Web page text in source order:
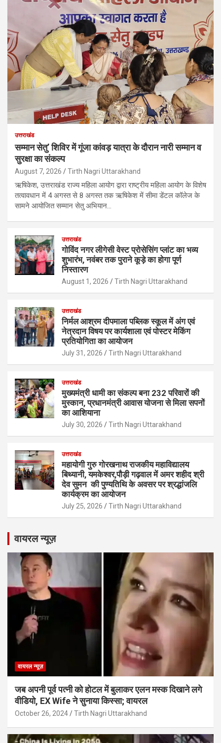
उत्तराखंड
सम्मान सेतु’ शिविर में गूंजा कांवड़ यात्रा के दौरान नारी सम्मान व
सुरक्षा का संकल्प
August 7, 2026 Tirth Nagri Uttarakhand
ऋषिकेश, उत्तराखंड राज्य महिला आयोग द्वारा राष्ट्रीय महिला आयोग के विशेष
तत्वावधान में 4 अगस्त से 8 अगस्त तक ऋषिकेश में सीमा डेंटल कॉलेज के
सामने आयोजित सम्मान सेतु अभियान…
उत्तराखंड
गोविंद नगर लीगेसी वेस्ट प्रोसेसिंग प्लांट का भव्य
शुभारंभ, नवंबर तक पुराने कूड़े का होगा पूर्ण
निस्तारण
August 1, 2026 Tirth Nagri Uttarakhand
उत्तराखंड
निर्मल आश्रम दीपमाला पब्लिक स्कूल में अंग एवं
नेत्रदान विषय पर कार्यशाला एवं पोस्टर मेकिंग
प्रतियोगिता का आयोजन
July 31, 2026 Tirth Nagri Uttarakhand
उत्तराखंड
मुख्यमंत्री धामी का संकल्प बना 232 परिवारों की
मुस्कान, प्रधानमंत्री आवास योजना से मिला सपनों
का आशियाना
July 30, 2026 Tirth Nagri Uttarakhand
उत्तराखंड
महायोगी गुरु गोरखनाथ राजकीय महाविद्यालय
बिथ्यानी, यमकेश्वर,पौड़ी गढ़वाल में अमर शहीद श्री
देव सुमन की पुण्यतिथि के अवसर पर श्रद्धांजलि
कार्यक्रम का आयोजन
July 25, 2026 Tirth Nagri Uttarakhand
वायरल न्यूज़
वायरल न्यूज़
जब अपनी पूर्व पत्नी को होटल में बुलाकर एलन मस्क दिखाने लगे
वीडियो, EX Wife ने सुनाया किस्सा; वायरल
October 26, 2024 Tirth Nagri Uttarakhand